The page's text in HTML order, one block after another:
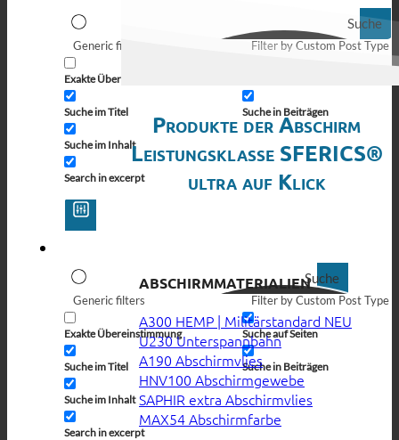
Suche
Generic filters
Exakte Übereinstimmung
Suche im Titel
Suche im Inhalt
Search in excerpt
Filter by Custom Post Type
Suche in Beiträgen
Suche
Generic filters
Exakte Übereinstimmung
Suche im Titel
Suche im Inhalt
Search in excerpt
Filter by Custom Post Type
Suche auf Seiten
Suche in Beiträgen
Produkte der Abschirm
Leistungsklasse SFERICS®
ultra auf Klick
ABSCHIRMMATERIALIEN
A300 HEMP | Militärstandard
U230 Unterspannbahn
A190 Abschirmvlies
HNV100 Abschirmgewebe
SAPHIR extra Abschirmvlies
MAX54 Abschirmfarbe